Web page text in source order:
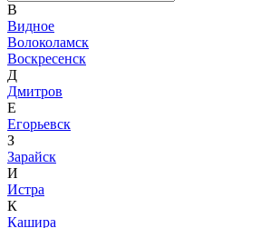
В
Видное
Волоколамск
Воскресенск
Д
Дмитров
Е
Егорьевск
З
Зарайск
И
Истра
К
Кашира